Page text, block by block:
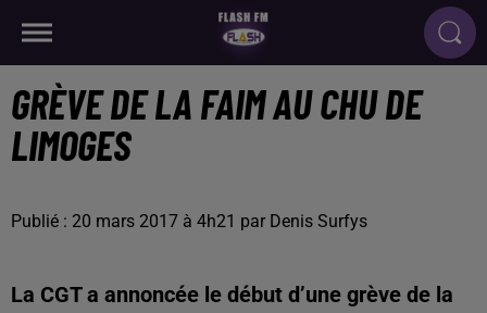
GRÈVE DE LA FAIM AU CHU DE
LIMOGES
Publié : 20 mars 2017 à 4h21 par Denis Surfys
La CGT a annoncée le début d’une grève de la